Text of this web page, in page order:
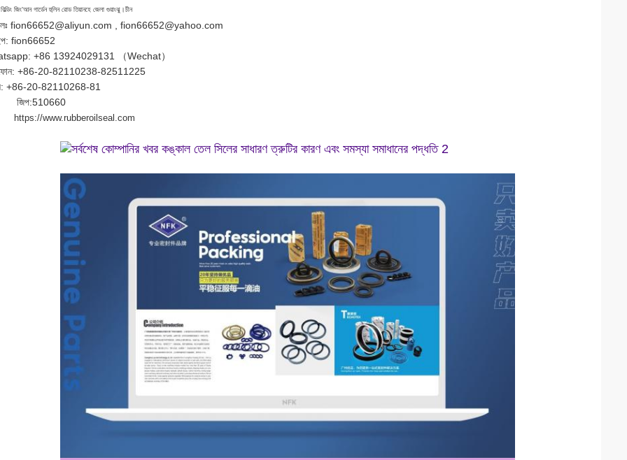
জিং'আন গার্ডেন হুলিন রোড তিয়ানহে জেলা গুয়াংঝু।চীন
fion66652@aliyun.com , fion66652@yahoo.com
fion66652
+86 13924029131 （Wechat）
+86-20-82110238-82511225
+86-20-82110268-81
জিপ:510660
https://www.rubberoilseal.com